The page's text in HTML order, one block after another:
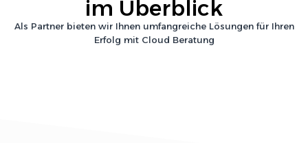
im Überblick
Als Partner bieten wir Ihnen umfangreiche Lösungen für Ihren
Erfolg mit Cloud Beratung